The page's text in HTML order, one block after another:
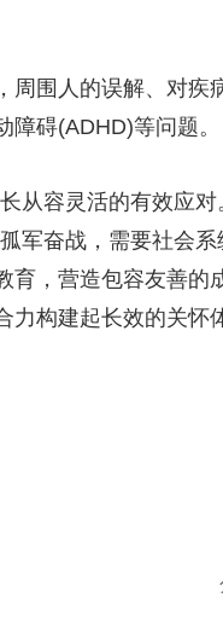
围人的误解、对疾
碍(ADHD)等问题。
从容灵活的有效应对
军奋战，需要社会
，营造包容友善的
构建起长效的关怀